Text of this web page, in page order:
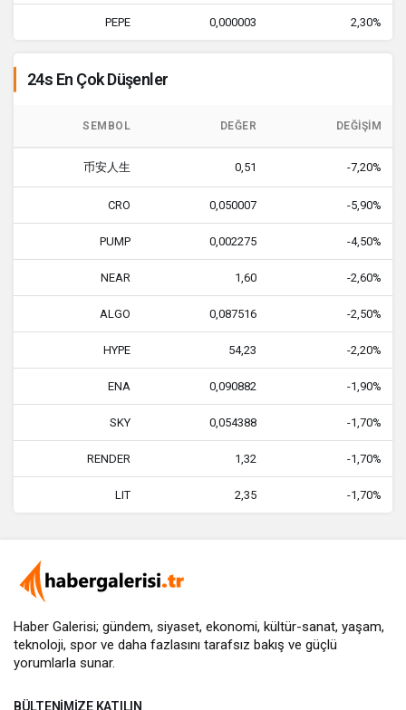
PEPE 0,000003 2,30%
24s En Çok Düşenler
SEMBOL DEĞER DEĞIŞIM
币安人生 0,51 -7,20%
CRO 0,050007 -5,90%
PUMP 0,002275 -4,50%
NEAR 1,60 -2,60%
ALGO 0,087516 -2,50%
HYPE 54,23 -2,20%
ENA 0,090882 -1,90%
SKY 0,054388 -1,70%
RENDER 1,32 -1,70%
LIT 2,35 -1,70%
Haber Galerisi; gündem, siyaset, ekonomi, kültür-sanat, yaşam,
teknoloji, spor ve daha fazlasını tarafsız bakış ve güçlü
yorumlarla sunar.
BÜLTENIMIZE KATILIN